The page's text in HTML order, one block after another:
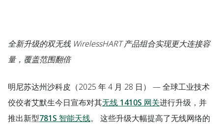
全新升级的双无线 WirelessHART 产品组合实现更大连接容
量，覆盖范围翻倍
明尼苏达州沙科皮 （2025 年 4 月 28 日） — 全球工业技术
佼佼者艾默生今日宣布对其无线 1410S 网关进行升级，并
推出新型781S 智能天线。 这些升级大幅提高了无线网络的